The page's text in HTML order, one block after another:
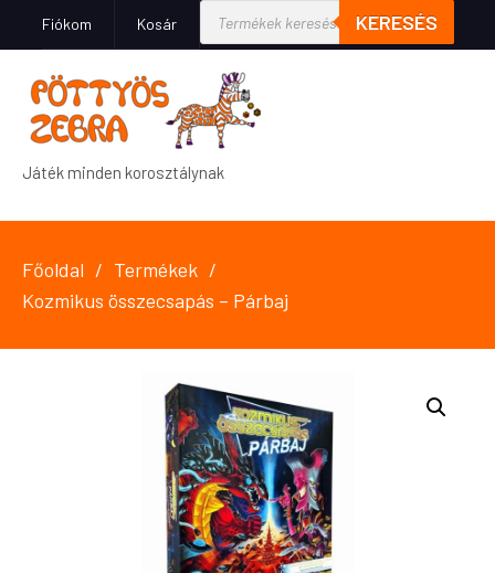
Fiókom Kosár KERESÉS
Játék minden korosztálynak
Főoldal
Termékek
Kozmikus összecsapás – Párbaj